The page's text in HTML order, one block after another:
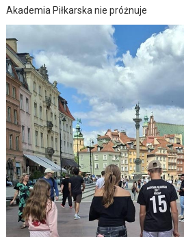
Akademia Piłkarska nie próżnuje